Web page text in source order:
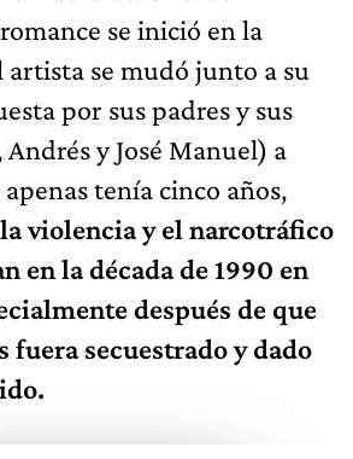
se inició en la
se mudó junto a su
por sus padres y sus
y José Manuel) a
tenía cinco años,
violencia y el narcotráfico
en la década de 1990 en
después de que
fuera secuestrado y dado